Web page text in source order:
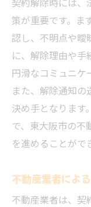
契約解除時には
策が重要です。ま
認し、不明点や曖
に、解除理由や
円滑なコミュニケ
また、解除通知
決め手となります
で、東大阪市の不
を進めることがで
不動産業者によ
不動産業者は、契